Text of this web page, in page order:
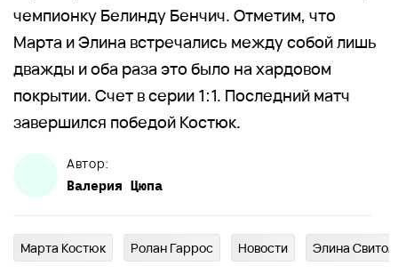
чемпионку Белинду Бенчич. Отметим, что
Марта и Элина встречались между собой лишь
дважды и оба раза это было на хардовом
покрытии. Счет в серии 1:1. Последний матч
завершился победой Костюк.
Автор:
Валерия Цюпа
Марта Костюк Ролан Гаррос Новости Элина